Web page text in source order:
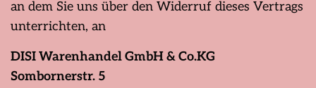
an dem Sie uns über den Widerruf dieses Vertrags
unterrichten, an
DISI Warenhandel GmbH & Co.KG
Sombornerstr. 5